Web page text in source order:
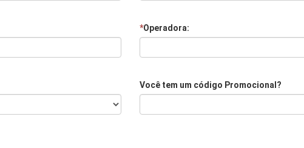
*Operadora:
Você tem um código Promocional?